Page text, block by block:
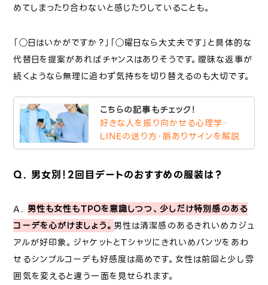
めてしまったり合わないと感じたりしていることも。
「◯日はいかがですか？」「◯曜日なら大丈夫です」と具体的な
代替日を提案があればチャンスはありそうです。曖昧な返事が
続くようなら無理に追わず気持ちを切り替えるのも大切です。
こちらの記事もチェック！
好きな人を振り向かせる心理学・
LINEの送り方・脈ありサインを解説
Q. 男女別！2回目デートのおすすめの服装は？
A. 男性も女性もTPOを意識しつつ、少しだけ特別感のある
コーデを心がけましょう。 男性は清潔感のあるきれいめカジュ
アルが好印象。ジャケットとTシャツにきれいめパンツをあわ
せるシンプルコーデも好感度は高めです。女性は前回と少し雰
囲気を変えると違う一面を見せられます。